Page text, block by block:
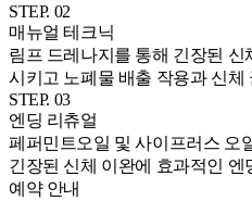
STEP. 02
매뉴얼 테크닉
림프 드레나지를 통해 긴장된 신
시키고 노폐물 배출 작용과 신체
STEP. 03
엔딩 리츄얼
페퍼민트오일 및 사이프러스 오
긴장된 신체 이완에 효과적인 엔
예약 안내